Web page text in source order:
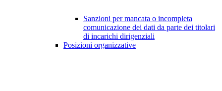
Sanzioni per mancata o incompleta
comunicazione dei dati da parte dei titolari
di incarichi dirigenziali
Posizioni organizzative